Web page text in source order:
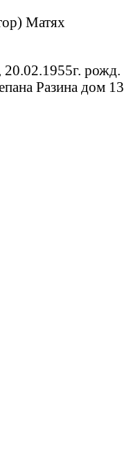
Матях
рожд.
Разина дом 13